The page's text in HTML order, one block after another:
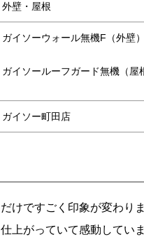
外壁・屋根
ガイソーウォール無機F（外壁）
ガイソールーフガード無機（屋
ガイソー町田店
けですごく印象が変わり
上がっていて感動してい